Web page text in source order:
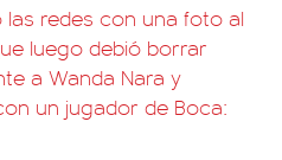
las redes con una foto al
luego debió borrar
a Wanda Nara y
un jugador de Boca: